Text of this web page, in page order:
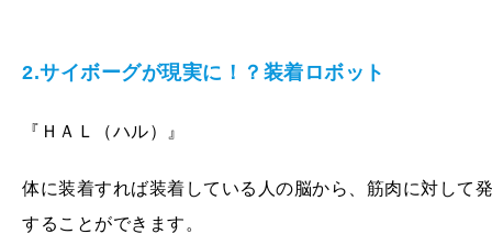
2.サイボーグが現実に！？装着ロボット
『ＨＡＬ（ハル）』
体に装着すれば装着している人の脳から、筋肉に対して
することができます。